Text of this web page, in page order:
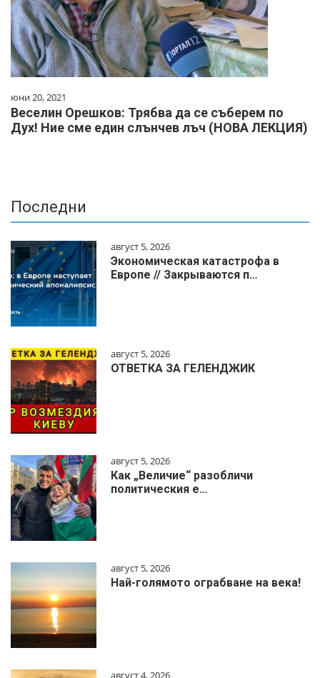
юни 20, 2021
Веселин Орешков: Трябва да се съберем по
Дух! Ние сме един слънчев лъч (НОВА ЛЕКЦИЯ)
Последни
август 5, 2026
Экономическая катастрофа в
Европе // Закрываются п…
август 5, 2026
ОТВЕТКА ЗА ГЕЛЕНДЖИК
август 5, 2026
Как „Величие“ разобличи
политическия е…
август 5, 2026
Най-голямото ограбване на века!
август 4, 2026